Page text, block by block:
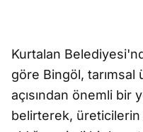
Kurtalan
göre Bingöl,
açısından önemli bir
belirterek, üreticilerin